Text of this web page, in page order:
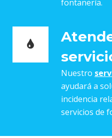
fontanería.
Nuestro
ayudará a
incidencia
servicios de